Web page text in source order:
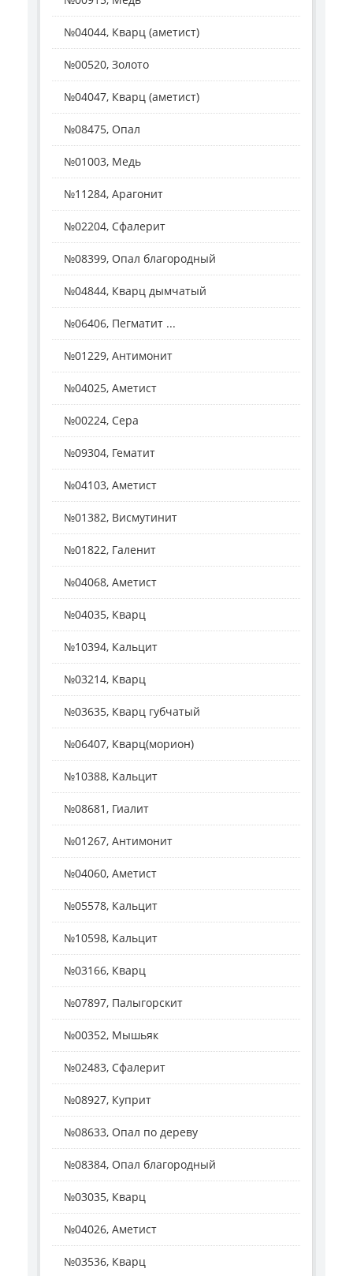
№04044, Кварц (аметист)
№00520, Золото
№04047, Кварц (аметист)
№08475, Опал
№01003, Медь
№11284, Арагонит
№02204, Сфалерит
№08399, Опал благородный
№04844, Кварц дымчатый
№06406, Пегматит ...
№01229, Антимонит
№04025, Аметист
№00224, Сера
№09304, Гематит
№04103, Аметист
№01382, Висмутинит
№01822, Галенит
№04068, Аметист
№04035, Кварц
№10394, Кальцит
№03214, Кварц
№03635, Кварц губчатый
№06407, Кварц(морион)
№10388, Кальцит
№08681, Гиалит
№01267, Антимонит
№04060, Аметист
№05578, Кальцит
№10598, Кальцит
№03166, Кварц
№07897, Палыгорскит
№00352, Мышьяк
№02483, Сфалерит
№08927, Куприт
№08633, Опал по дереву
№08384, Опал благородный
№03035, Кварц
№04026, Аметист
№03536, Кварц